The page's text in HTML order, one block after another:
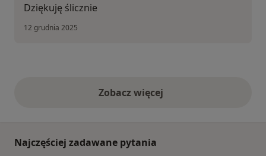
Dziękuję ślicznie
12 grudnia 2025
Zobacz więcejopinie powyżej
Najczęściej zadawane pytania